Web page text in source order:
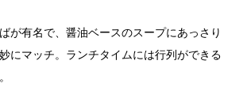
が有名で、醤油ベースのスープにあっさり
にマッチ。ランチタイムには行列ができる